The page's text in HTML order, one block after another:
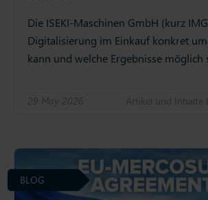
Die ISEKI-Maschinen GmbH (kurz
Digitalisierung im Einkauf konkret
kann und welche Ergebnisse möglich
29 May 2026 Artikel und Inhalte
BLOG